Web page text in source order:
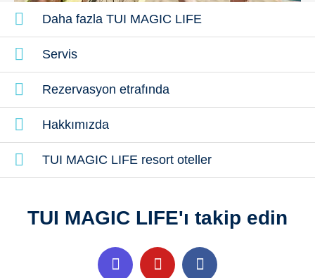
Plaj voleybolu
Daha fazla TUI MAGIC LIFE
Servis
Rezervasyon etrafında
Hakkımızda
TUI MAGIC LIFE resort oteller
TUI MAGIC LIFE'ı takip edin